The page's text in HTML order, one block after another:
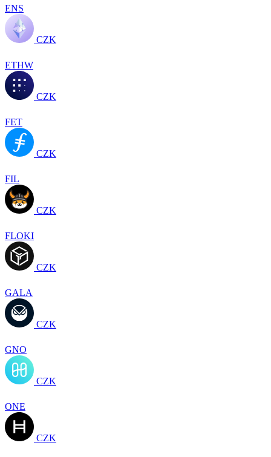
ENS
CZK
ETHW
CZK
FET
CZK
FIL
CZK
FLOKI
CZK
GALA
CZK
GNO
CZK
ONE
CZK